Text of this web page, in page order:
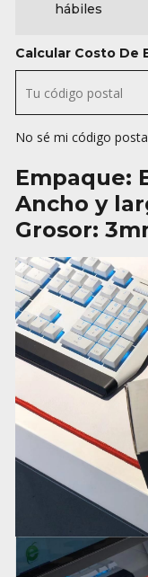
hábiles
Calcular Costo De
No sé mi código
Empaque:
Ancho y
Grosor: